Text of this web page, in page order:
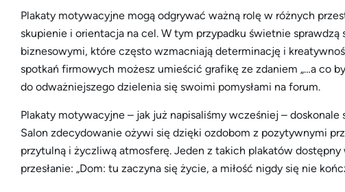
Plakaty motywacyjne mogą odgrywać ważną rolę w różnych
skupienie i orientacja na cel. W tym przypadku świetnie sprawdzą
biznesowymi, które często wzmacniają determinację i
spotkań firmowych możesz umieścić grafikę ze zdaniem „…a co
do odważniejszego dzielenia się swoimi pomysłami na forum.
Plakaty motywacyjne – jak już napisaliśmy wcześniej –
Salon zdecydowanie ożywi się dzięki ozdobom z pozytywnymi
przytulną i życzliwą atmosferę. Jeden z takich plakatów
przesłanie: „Dom: tu zaczyna się życie, a miłość nigdy się nie